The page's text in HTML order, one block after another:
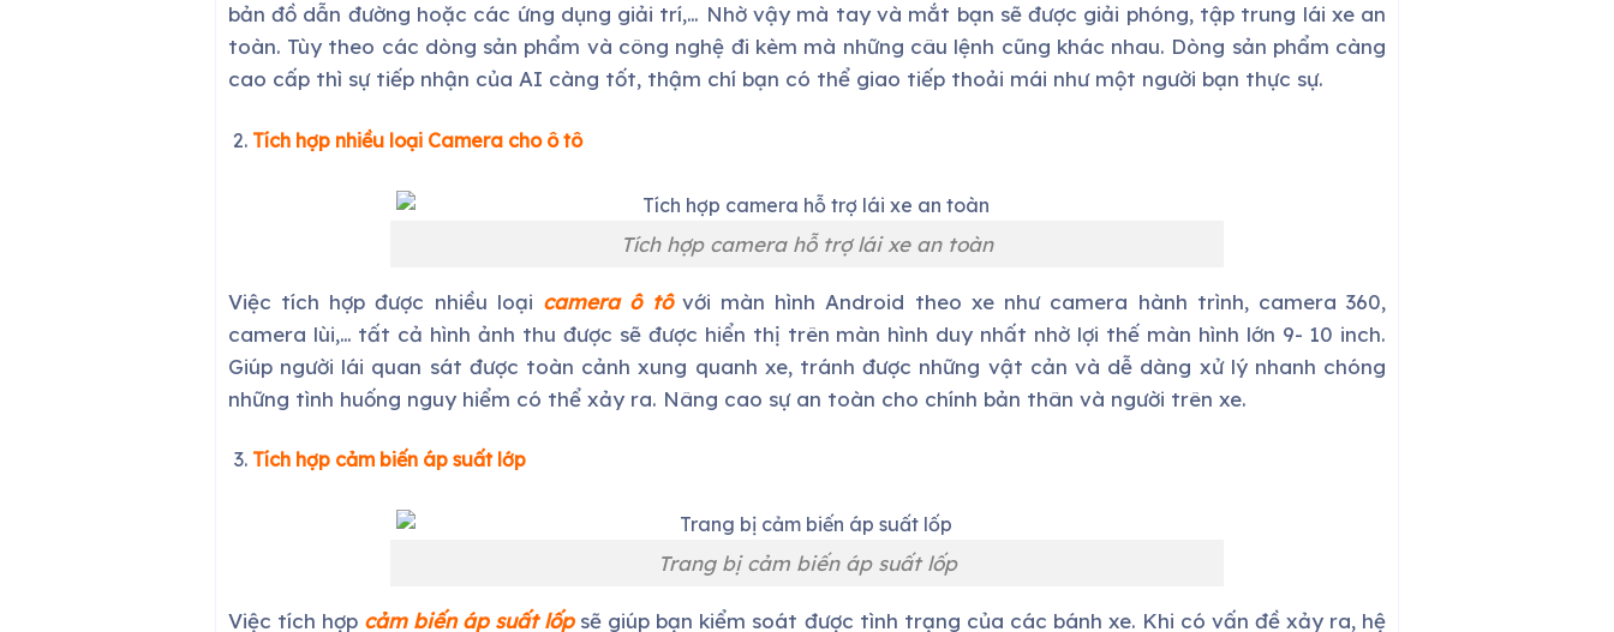
bản đồ dẫn đường hoặc các ứng dụng giải trí,… Nhờ vậy mà tay và mắt bạn sẽ được giải phóng, tập trung lái xe an
toàn. Tùy theo các dòng sản phẩm và công nghệ đi kèm mà những câu lệnh cũng khác nhau. Dòng sản phẩm càng
cao cấp thì sự tiếp nhận của AI càng tốt, thậm chí bạn có thể giao tiếp thoải mái như một người bạn thực sự.
Tích hợp nhiều loại Camera cho ô tô
Tích hợp camera hỗ trợ lái xe an toàn
Việc tích hợp được nhiều loại camera ô tôvới màn hình Android theo xe như camera hành trình, camera 360,
camera lùi,… tất cả hình ảnh thu được sẽ được hiển thị trên màn hình duy nhất nhờ lợi thế màn hình lớn 9- 10 inch.
Giúp người lái quan sát được toàn cảnh xung quanh xe, tránh được những vật cản và dễ dàng xử lý nhanh chóng
những tình huống nguy hiểm có thể xảy ra. Nâng cao sự an toàn cho chính bản thân và người trên xe.
Tích hợp cảm biến áp suất lớp
Trang bị cảm biến áp suất lốp
Việc tích hợp cảm biến áp suất lốpsẽ giúp bạn kiểm soát được tình trạng của các bánh xe. Khi có vấn đề xảy ra, hệ